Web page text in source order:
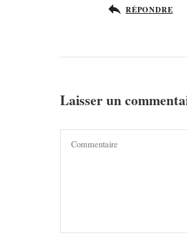
RÉPONDRE
Laisser un